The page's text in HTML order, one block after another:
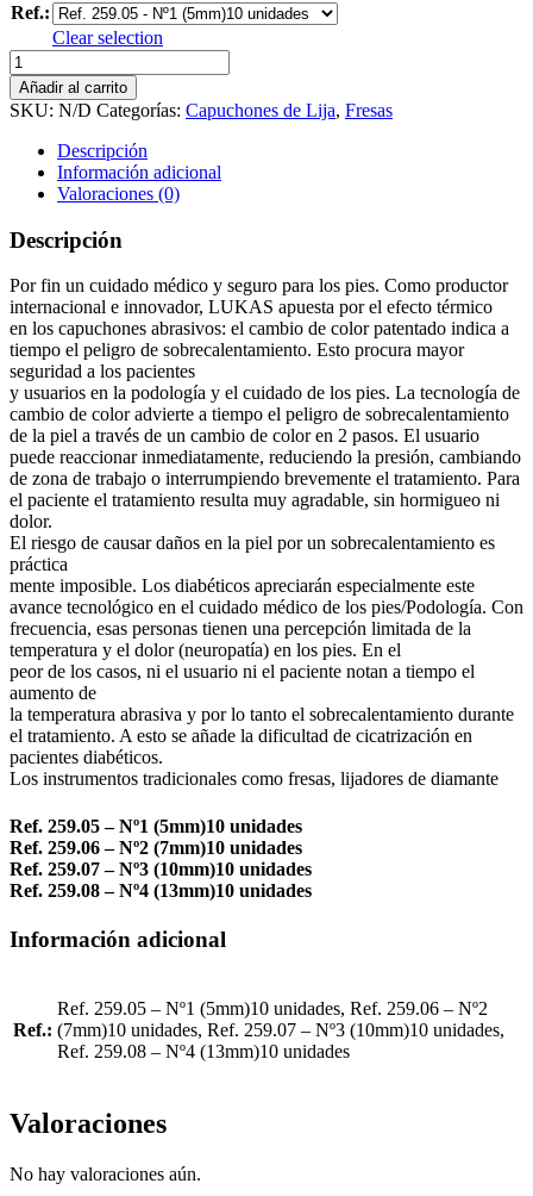
precios:
desde
7,20€
hasta
8,00€
Ref.:
Clear selection
Capuchones
Podología
THERMO
(Lukas)
cantidad
Añadir al carrito
SKU: N/D Categorías: Capuchones de Lija, Fresas
Descripción
Información adicional
Valoraciones (0)
Descripción
Por fin un cuidado médico y seguro para los pies. Como productor
internacional e innovador, LUKAS apuesta por el efecto térmico
en los capuchones abrasivos: el cambio de color patentado indica a
tiempo el peligro de sobrecalentamiento. Esto procura mayor
seguridad a los pacientes
y usuarios en la podología y el cuidado de los pies. La tecnología de
cambio de color advierte a tiempo el peligro de sobrecalenta­miento
de la piel a través de un cambio de color en 2 pasos. El usuario
puede reaccionar inmediatamente, reduciendo la presión, cambiando
de zona de trabajo o interrumpiendo brevemente el tratamiento. Para
el paciente el tratamiento resulta muy agradable, sin hormigueo ni
dolor.
El riesgo de causar daños en la piel por un sobrecalentamiento es
práctica­
mente imposible. Los diabéticos apreciarán especialmente este
avance tecnológico en el cuidado médico de los pies/Podología. Con
frecuencia, esas personas tienen una per­cepción limitada de la
temperatura y el dolor (neuropatía) en los pies. En el
peor de los casos, ni el usuario ni el paciente notan a tiempo el
aumento de
la temperatura abrasiva y por lo tanto el sobrecalentamiento durante
el trata­miento. A esto se añade la dificultad de cicatrización en
pacientes diabéticos.
Los instrumentos tradicionales como fresas, lijadores de diamante
Ref. 259.05 –Nº1 (5mm)10 unidades
Ref. 259.06 – Nº2 (7mm)10 unidades
Ref. 259.07 –Nº3 (10mm)10 unidades
Ref. 259.08 – Nº4 (13mm)10 unidades
Información adicional
Ref.:
Ref. 259.05 – Nº1 (5mm)10 unidades, Ref. 259.06 – Nº2
(7mm)10 unidades, Ref. 259.07 – Nº3 (10mm)10 unidades,
Ref. 259.08 – Nº4 (13mm)10 unidades
Valoraciones
No hay valoraciones aún.